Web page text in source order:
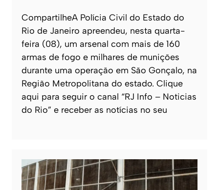
CompartilheA Polícia Civil do Estado do
Rio de Janeiro apreendeu, nesta quarta-
feira (08), um arsenal com mais de 160
armas de fogo e milhares de munições
durante uma operação em São Gonçalo, na
Região Metropolitana do estado. Clique
aqui para seguir o canal “RJ Info – Noticias
do Rio” e receber as notícias no seu